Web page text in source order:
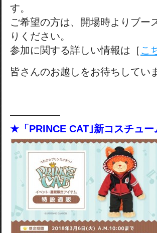
す。
ご希望の方は、開場時よりブー
りください。
参加に関する詳しい情報は［ こ
皆さんのお越しをお待ちしてい
―――――
★「PRINCE CAT｣新コスチュ